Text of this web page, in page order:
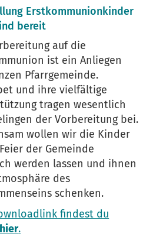
Erstkommunionkinder
bereit
auf die
ist ein Anliegen
Pfarrgemeinde.
und ihre vielfältige
tragen wesentlich
der Vorbereitung bei.
wollen wir die Kinder
der Gemeinde
werden lassen und ihnen
des
schenken.
findest du
hier.